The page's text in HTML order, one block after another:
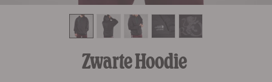
Zwarte Hoodie